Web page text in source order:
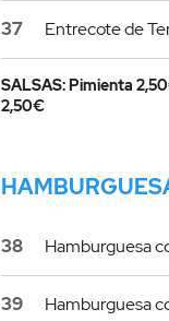
37 Entrecote de
SALSAS: Pimienta
2,50€
38 Hamburguesa
39 Hamburguesa